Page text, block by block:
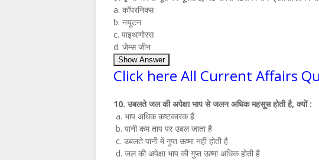
a. कॉपरनिक्‍स
b. नयूटन
c. पाइथागोरस
d. जेम्‍स जीन
Show Answer
Click here All Current Affairs
10. उबलते जल की अपेक्षा भाप से जलन अधिक महसूस होती है, क्‍यों :
a. भाप अधिक कष्‍टकारक हैं
b. पानी कम ताप पर उबल जाता है
c. उबलते पानी में गुप्‍त ऊष्‍मा नहीं होती है
d. जल की अपेक्षा भाप की गुप्‍त ऊष्‍मा अधिक होती है